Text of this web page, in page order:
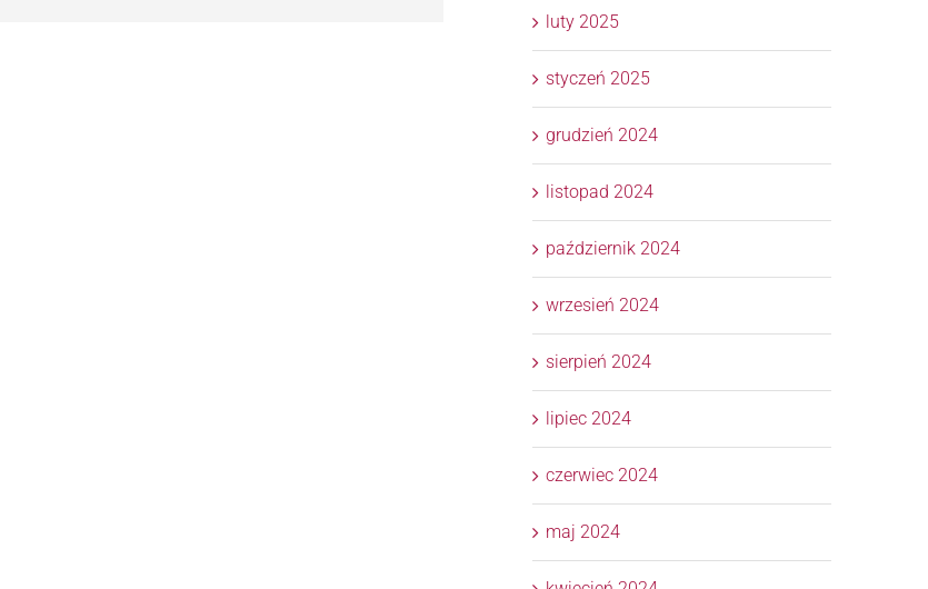
luty 2025
styczeń 2025
grudzień 2024
listopad 2024
październik 2024
wrzesień 2024
sierpień 2024
lipiec 2024
czerwiec 2024
maj 2024